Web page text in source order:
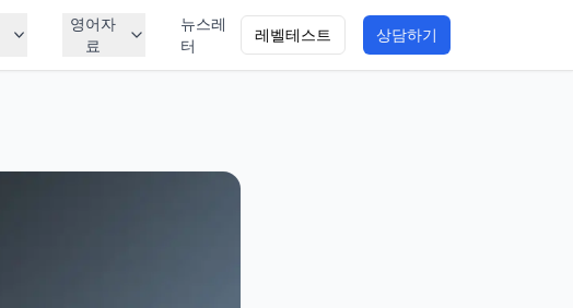
영어자
료
뉴스레
터
레벨테스트 상담하기